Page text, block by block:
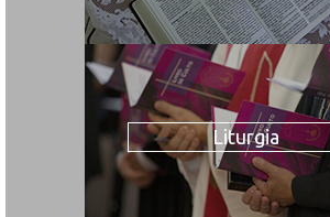
Liturgia